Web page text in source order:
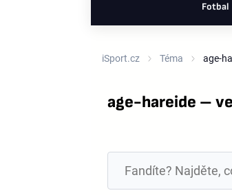
Fotbal
iSport.cz Téma age-
age-hareide –